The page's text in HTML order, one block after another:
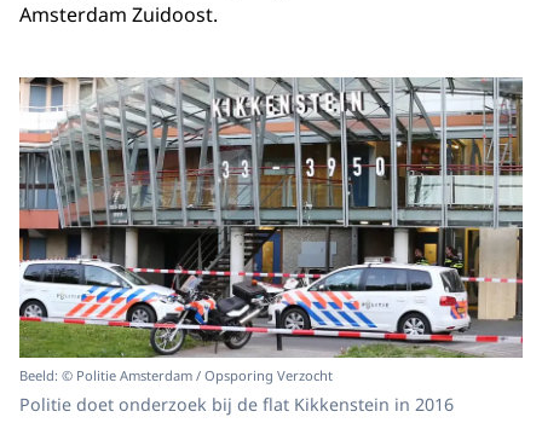
Amsterdam Zuidoost.
Beeld: © Politie Amsterdam / Opsporing Verzocht
Politie doet onderzoek bij de flat Kikkenstein in 2016